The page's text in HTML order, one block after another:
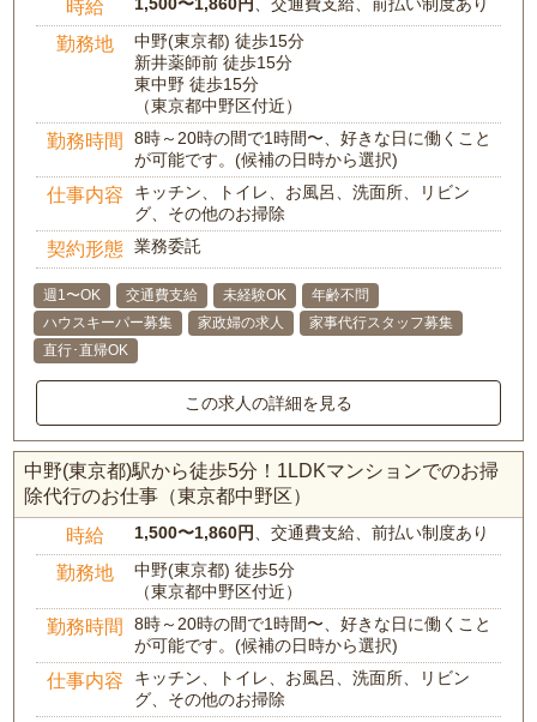
時給
勤務地
中野(東京都) 徒歩15分
新井薬師前 徒歩15分
東中野 徒歩15分
（東京都中野区付近）
勤務時間
8時～20時の間で1時間〜、好きな日に働くこと
が可能です。(候補の日時から選択)
仕事内容
キッチン、トイレ、お風呂、洗面所、リビン
グ、その他のお掃除
契約形態 業務委託
週1〜OK 交通費支給 未経験OK
年齢不問
ハウスキーパー募集
家政婦の求人
家事代行スタッフ募集
直行･直帰OK
この求人の詳細を見る
中野(東京都)駅から徒歩5分！1LDKマンションでのお掃
除代行のお仕事（東京都中野区）
時給 1,500〜1,860円 、交通費支給、前払い制度あり
勤務地
中野(東京都) 徒歩5分
（東京都中野区付近）
勤務時間
8時～20時の間で1時間〜、好きな日に働くこと
が可能です。(候補の日時から選択)
仕事内容
キッチン、トイレ、お風呂、洗面所、リビン
グ、その他のお掃除